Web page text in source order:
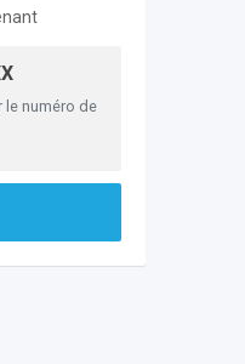
le numéro de